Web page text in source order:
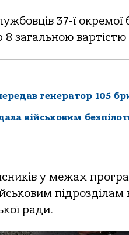
37-ї
загальною вартістю
генератор 105
військовим
у межах
підрозділам
ради.